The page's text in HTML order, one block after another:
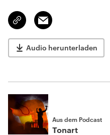
Link
kopieren/teilen
Email
Audio herunterladen
Aus dem Podcast
Tonart